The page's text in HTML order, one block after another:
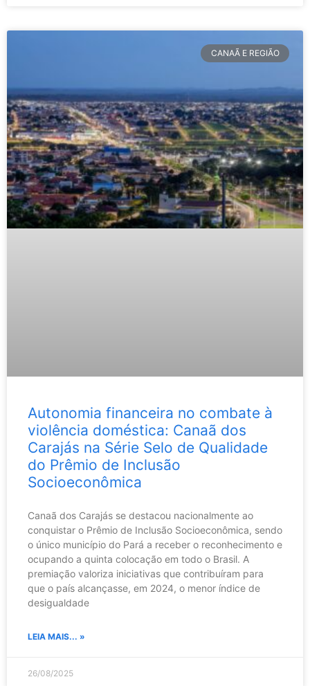
CANAÃ E REGIÃO
Autonomia financeira no combate à
violência doméstica: Canaã dos
Carajás na Série Selo de Qualidade
do Prêmio de Inclusão
Socioeconômica
Canaã dos Carajás se destacou nacionalmente ao
conquistar o Prêmio de Inclusão Socioeconômica, sendo
o único município do Pará a receber o reconhecimento e
ocupando a quinta colocação em todo o Brasil. A
premiação valoriza iniciativas que contribuíram para
que o país alcançasse, em 2024, o menor índice de
desigualdade
LEIA MAIS... »
26/08/2025